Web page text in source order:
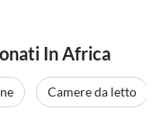
In Africa
Camere da letto